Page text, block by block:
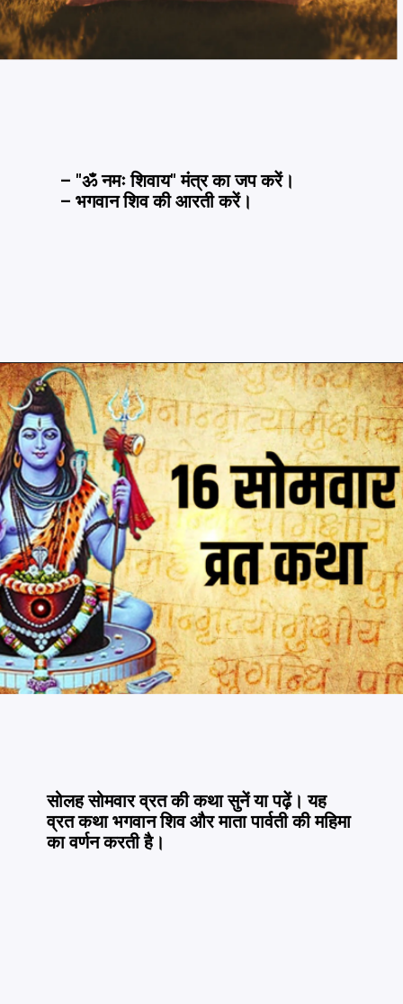
– "ॐ नमः शिवाय" मंत्र का जप करें।
– भगवान शिव की आरती करें।
सोलह सोमवार व्रत की कथा सुनें या पढ़ें। यह
व्रत कथा भगवान शिव और माता पार्वती की महिमा
का वर्णन करती है।